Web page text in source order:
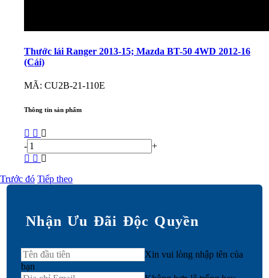
Thước lái Ranger 2013-15; Mazda BT-50 4WD 2012-16
(Cái)
MÃ: CU2B-21-110E
Thông tin sản phẩm
- +
Trước đó Tiếp theo
Nhận Ưu Đãi Độc Quyền
Xin vui lòng nhập tên của
bạn